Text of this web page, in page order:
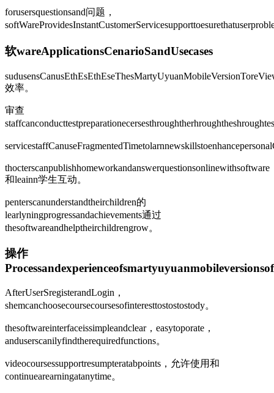
forusersquestionsand问题，
软wareApplicationsCenarioSandUsecases
效率。
审查
thocterscanpublishhomeworkandanswerquestionsonlinewithsoftware
和leainn学生互动。
penterscanunderstandtheirchildren的
learlyningprogressandachievements通过
thesoftwareandhelptheirchildrengrow。
操作
AfterUserSregisterandLogin，
shemcanchoosecoursecoursesofinteresttostostostody。
thesoftwareinterfaceissimpleandclear，easytoporate，
anduserscanilyfindtherequiredfunctions。
videocoursessupportresumpteratabpoints，允许使用和
continuearearningatanytime。